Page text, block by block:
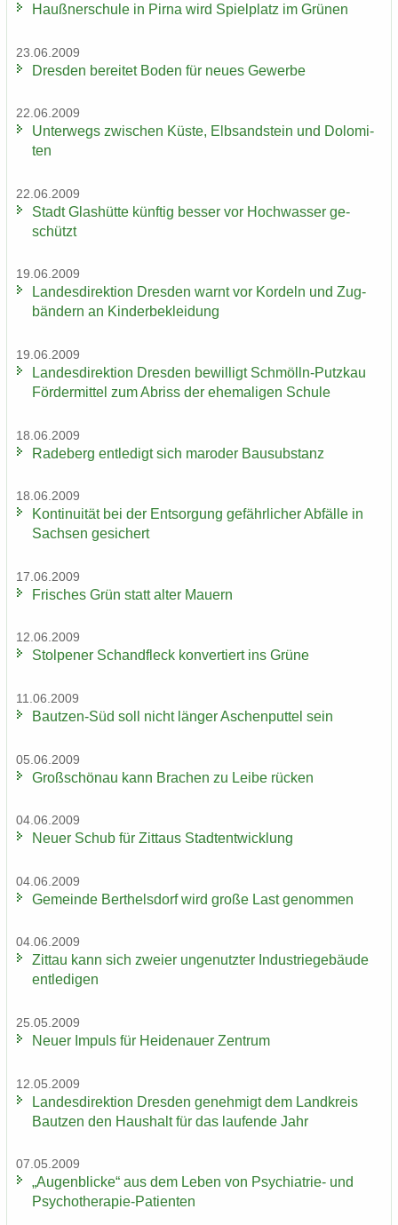
Hauß­ner­schu­le in Pirna wird Spiel­platz im Grü­nen
23.06.2009
Dres­den be­rei­tet Boden für neues Ge­wer­be
22.06.2009
Un­ter­wegs zwi­schen Küste, Elb­sand­stein und Do­lo­mi­
ten
22.06.2009
Stadt Glas­hüt­te künf­tig bes­ser vor Hoch­was­ser ge­
schützt
19.06.2009
Lan­des­di­rek­ti­on Dres­den warnt vor Kor­deln und Zug­
bän­dern an Kin­der­be­klei­dung
19.06.2009
Lan­des­di­rek­ti­on Dres­den be­wil­ligt Schmölln-​Putzkau
För­der­mit­tel zum Ab­riss der ehe­ma­li­gen Schu­le
18.06.2009
Ra­de­berg ent­le­digt sich ma­ro­der Bau­sub­stanz
18.06.2009
Kon­ti­nui­tät bei der Ent­sor­gung ge­fähr­li­cher Ab­fäl­le in
Sach­sen ge­si­chert
17.06.2009
Fri­sches Grün statt alter Mau­ern
12.06.2009
Stol­pe­ner Schand­fleck kon­ver­tiert ins Grüne
11.06.2009
Bautzen-​Süd soll nicht län­ger Aschen­put­tel sein
05.06.2009
Groß­schön­au kann Bra­chen zu Leibe rü­cken
04.06.2009
Neuer Schub für Zit­taus Stadt­ent­wick­lung
04.06.2009
Ge­mein­de Bert­hels­dorf wird große Last ge­nom­men
04.06.2009
Zit­tau kann sich zwei­er un­ge­nutz­ter In­dus­trie­ge­bäu­de
ent­le­di­gen
25.05.2009
Neuer Im­puls für Hei­de­nau­er Zen­trum
12.05.2009
Lan­des­di­rek­ti­on Dres­den ge­neh­migt dem Land­kreis
Baut­zen den Haus­halt für das lau­fen­de Jahr
07.05.2009
„Au­gen­bli­cke“ aus dem Leben von Psychiatrie-​ und
Psychotherapie-​Patienten